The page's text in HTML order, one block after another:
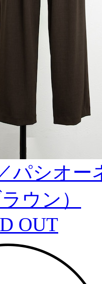
／パシオ
ウン）
OUT